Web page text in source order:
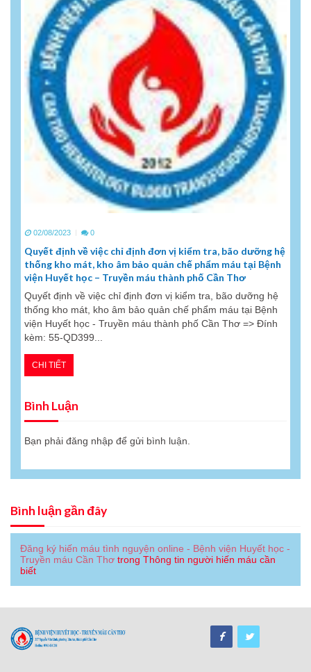
02/08/2023 0
Quyết định về việc chỉ định đơn vị kiểm tra, bão dưỡng hệ
thống kho mát, kho âm bảo quản chế phẩm máu tại Bệnh
viện Huyết học – Truyền máu thành phố Cần Thơ
Quyết định về việc chỉ định đơn vị kiểm tra, bão dưỡng hệ
thống kho mát, kho âm bảo quản chế phẩm máu tại Bệnh
viện Huyết học - Truyền máu thành phố Cần Thơ => Đính
kèm: 55-QD399...
CHI TIẾT
Bình Luận
Bạn phải đăng nhập để gửi bình luận.
Bình luận gần đây
Đăng ký hiến máu tình nguyện online - Bệnh viện Huyết học -
Truyền máu Cần Thơ trong Thông tin người hiến máu cần
biết